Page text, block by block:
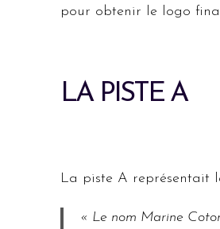
pour obtenir le logo
LA PISTE A
La piste A représentait
« Le nom Marine